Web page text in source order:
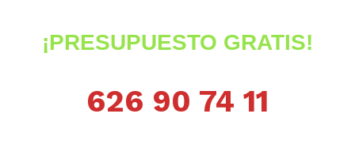
contenido¡PRESUPUESTO GRATIS!
626 90 74 11